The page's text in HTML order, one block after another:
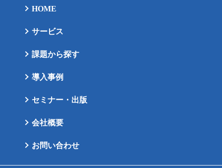
HOME
サービス
課題から探す
導入事例
セミナー・出版
会社概要
お問い合わせ